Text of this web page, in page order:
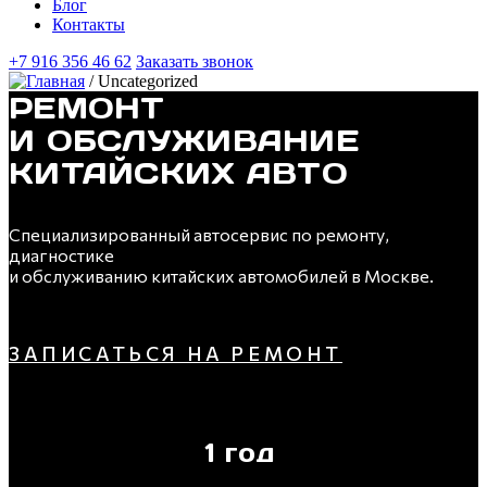
Блог
Контакты
+7 916 356 46 62 Заказать звонок
/ Uncategorized
РЕМОНТ
И ОБСЛУЖИВАНИЕ
КИТАЙСКИХ АВТО
Специализированный автосервис по ремонту,
диагностике
и обслуживанию китайских автомобилей в Москве.
ЗАПИСАТЬСЯ НА РЕМОНТ
1 год